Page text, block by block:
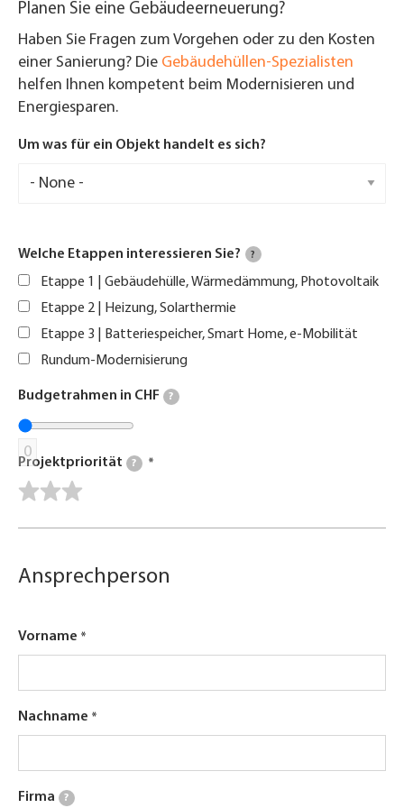
Planen Sie eine Gebäudeerneuerung?
Haben Sie Fragen zum Vorgehen oder zu den Kosten
einer Sanierung? Die Gebäudehüllen-Spezialisten
helfen Ihnen kompetent beim Modernisieren und
Energiesparen.
Um was für ein Objekt handelt es sich?
Welche Etappen interessieren Sie? ?
Etappe 1 | Gebäudehülle, Wärmedämmung, Photovoltaik
Etappe 2 | Heizung, Solarthermie
Etappe 3 | Batteriespeicher, Smart Home, e-Mobilität
Rundum-Modernisierung
Budgetrahmen in CHF ?
0
Projektpriorität ?
Ansprechperson
Vorname
Nachname
Firma ?